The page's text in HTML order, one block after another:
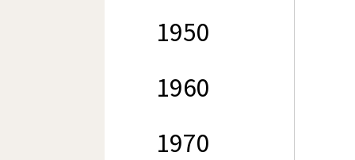
1950
1960
1970